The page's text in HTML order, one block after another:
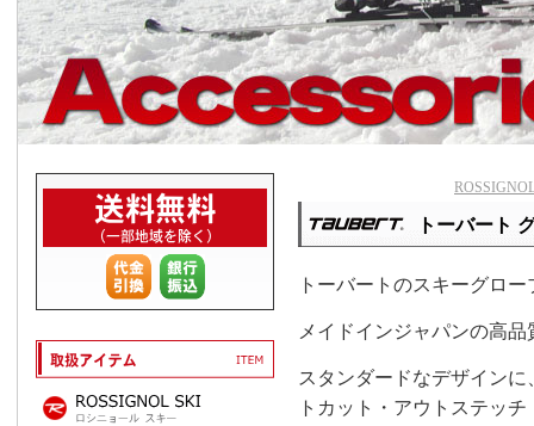
トーバート
トーバートのスキーグロー
メイドインジャパンの高
スタンダードなデザイン
トカット・アウトステッ